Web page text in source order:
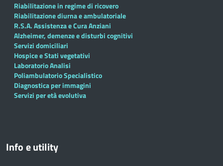
Riabilitazione in regime di ricovero
Riabilitazione diurna e ambulatoriale
R.S.A. Assistenza e Cura Anziani
Alzheimer, demenze e disturbi cognitivi
Servizi domiciliari
Hospice e Stati vegetativi
Laboratorio Analisi
Poliambulatorio Specialistico
Diagnostica per immagini
Servizi per età evolutiva
Info e utility